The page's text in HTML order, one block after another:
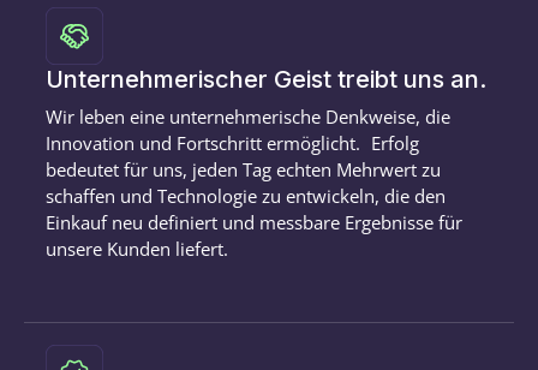
Unternehmerischer Geist treibt uns an.
Wir leben eine unternehmerische Denkweise, die
Innovation und Fortschritt ermöglicht. Erfolg
bedeutet für uns, jeden Tag echten Mehrwert zu
schaffen und Technologie zu entwickeln, die den
Einkauf neu definiert und messbare Ergebnisse für
unsere Kunden liefert.